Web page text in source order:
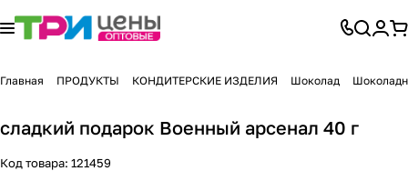
Главная ПРОДУКТЫ КОНДИТЕРСКИЕ ИЗДЕЛИЯ Шоколад
сладкий подарок Военный арсенал 40 г
Код товара: 121459